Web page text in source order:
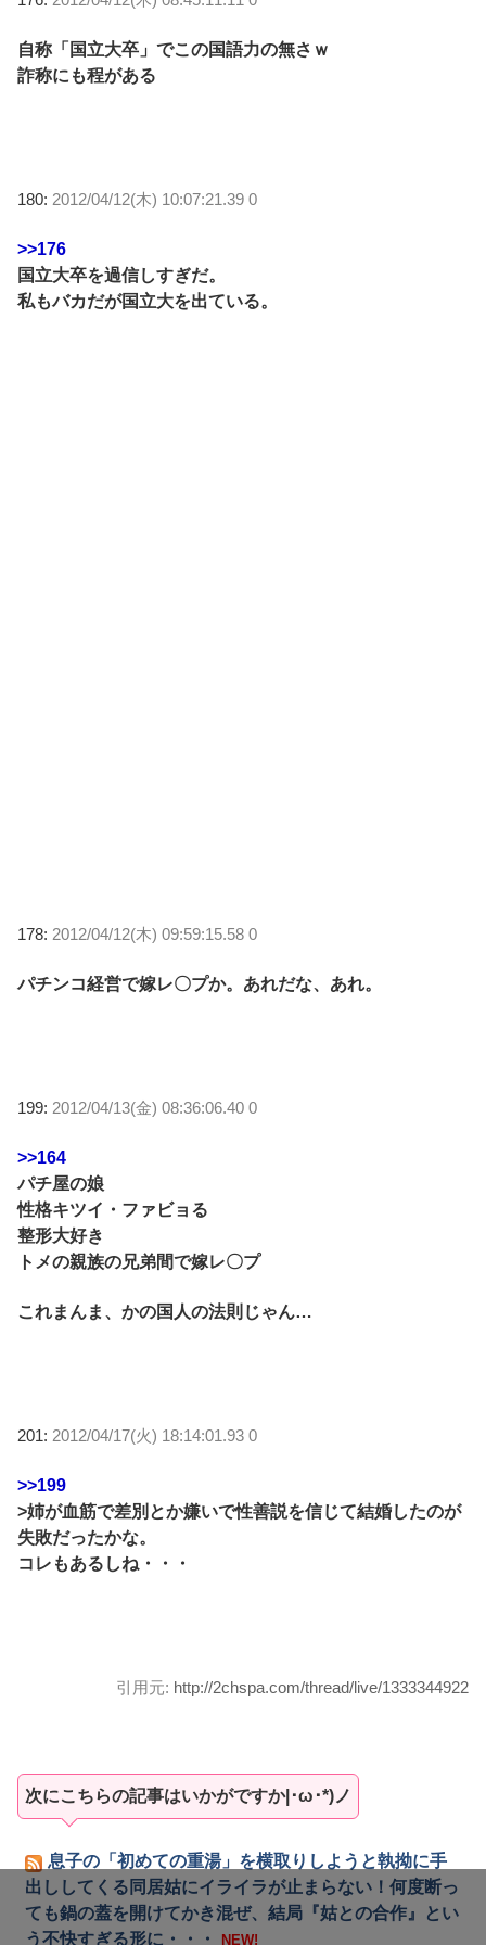
自称「国立大卒」でこの国語力の無さｗ
詐称にも程がある
180: 2012/04/12(木) 10:07:21.39 0
>>176
国立大卒を過信しすぎだ。
私もバカだが国立大を出ている。
178: 2012/04/12(木) 09:59:15.58 0
パチンコ経営で嫁レ〇プか。あれだな、あれ。
199: 2012/04/13(金) 08:36:06.40 0
>>164
パチ屋の娘
性格キツイ・ファビョる
整形大好き
トメの親族の兄弟間で嫁レ〇プ
これまんま、かの国人の法則じゃん…
201: 2012/04/17(火) 18:14:01.93 0
>>199
>姉が血筋で差別とか嫌いで性善説を信じて結婚したのが
失敗だったかな。
コレもあるしね・・・
引用元: http://2chspa.com/thread/live/1333344922
次にこちらの記事はいかがですか|･ω･*)ノ
息子の「初めての重湯」を横取りしようと執拗に手
出ししてくる同居姑にイライラが止まらない！何度断っ
ても鍋の蓋を開けてかき混ぜ、結局『姑との合作』とい
う不快すぎる形に・・・
NEW!